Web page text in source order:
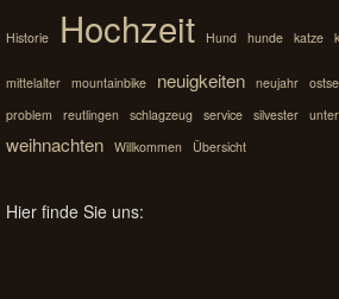
Historie Hochzeit Hund hunde katze
mittelalter mountainbike neuigkeiten neujahr
problem
reutlingen schlagzeug service silvester
weihnachten Willkommen Übersicht
Hier finde Sie uns: